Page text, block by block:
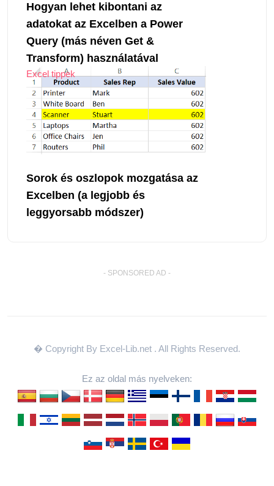
Hogyan lehet kibontani az
adatokat az Excelben a Power
Query (más néven Get &
Transform) használatával
Excel tippek
Sorok és oszlopok mozgatása az
Excelben (a legjobb és
leggyorsabb módszer)
- SPONSORED AD -
� Copyright By Excel-Lib.net . All Rights Reserved.
Ez az oldal más nyelveken: